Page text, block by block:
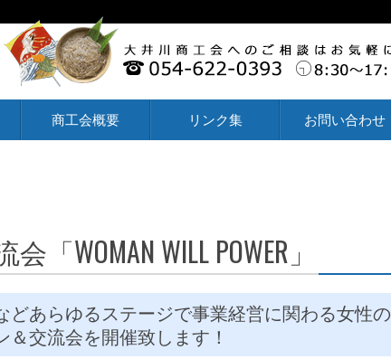
商工会概要 リンク集 お問い合わせ
WOMAN WILL POWER」
あらゆるステージで事業経営に関わる女性の
交流会を開催致します！